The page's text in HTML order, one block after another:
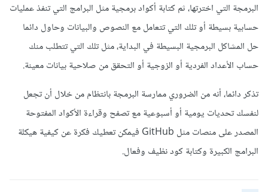
البرمجة التي اخترتها، ثم كتابة أكواد برمجية مثل البرامج التي تنفذ عمليات
حسابية بسيطة أو تلك التي تتعامل مع النصوص والبيانات وحاول دائما
حل المشاكل البرمجية البسيطة في البداية، مثل تلك التي تتطلب منك
حساب الأعداد الفردية أو الزوجية أو التحقق من صلاحية بيانات معينة.
تذكر دائما، أنه من الضروري ممارسة البرمجة بانتظام من خلال أن تجعل
لنفسك تحديات يومية أو أسبوعية مع تصفح وقراءة الأكواد المفتوحة
المصدر على منصات مثل GitHub فيمكن تعطيك فكرة عن كيفية هيكلة
البرامج الكبيرة وكتابة كود نظيف وفعال.